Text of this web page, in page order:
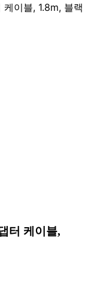
이블, 1.8m, 블랙
터 케이블,